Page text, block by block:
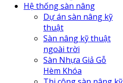
Hệ thống sàn nâng
Dự án sàn nâng kỹ
thuật
Sàn nâng kỹ thuật
ngoài trời
Sàn Nhựa Giả Gỗ
Hèm Khóa